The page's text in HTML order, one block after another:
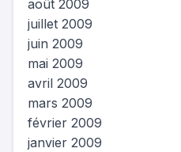
août 2009
juillet 2009
juin 2009
mai 2009
avril 2009
mars 2009
février 2009
janvier 2009